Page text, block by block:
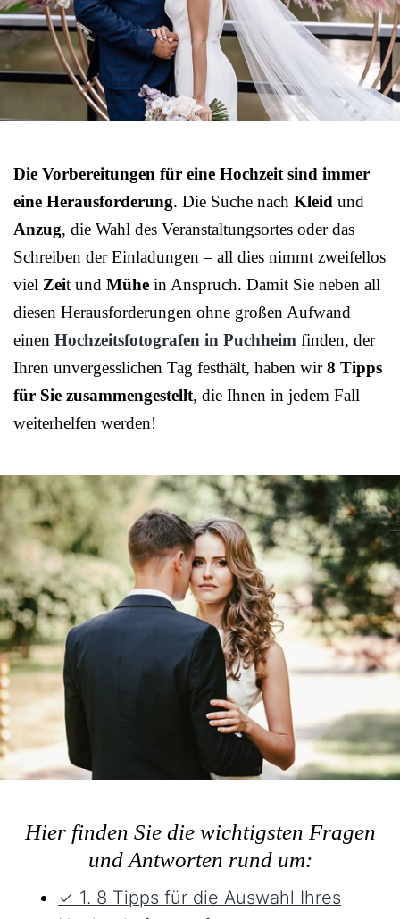
Die Vorbereitungen für eine Hochzeit sind immer
eine Herausforderung. Die Suche nach Kleid und
Anzug, die Wahl des Veranstaltungsortes oder das
Schreiben der Einladungen – all dies nimmt zweifellos
viel Zeit und Mühe in Anspruch. Damit Sie neben all
diesen Herausforderungen ohne großen Aufwand
einen Hochzeitsfotografen in Puchheim finden, der
Ihren unvergesslichen Tag festhält, haben wir8 Tipps
für Sie zusammengestellt, die Ihnen in jedem Fall
weiterhelfen werden!
Hier finden Sie die wichtigsten Fragen
und Antworten rund um:
✓ 1. 8 Tipps für die Auswahl Ihres